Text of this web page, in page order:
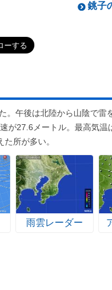
銚子
。午後は北陸から山陰で雷
が27.6メートル。最高気温
所が多い。
雨雲レーダー